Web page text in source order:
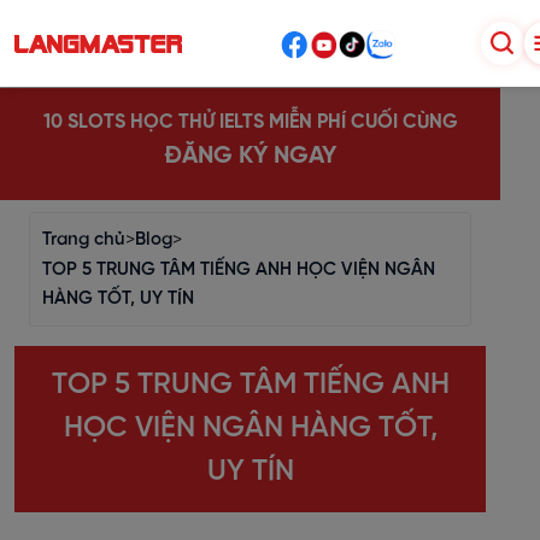
10 SLOTS HỌC THỬ IELTS MIỄN PHÍ CUỐI CÙNG
ĐĂNG KÝ NGAY
Trang chủ>Blog>
TOP 5 TRUNG TÂM TIẾNG ANH HỌC VIỆN NGÂN
HÀNG TỐT, UY TÍN
TOP 5 TRUNG TÂM TIẾNG ANH
HỌC VIỆN NGÂN HÀNG TỐT,
UY TÍN